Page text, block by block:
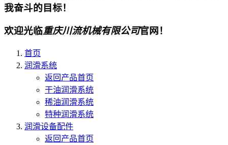
我奋斗的目标！
欢迎光临重庆川流机械有限公司官网！
首页
润滑系统
返回产品首页
干油润滑系统
稀油润滑系统
特种润滑系统
润滑设备配件
返回产品首页